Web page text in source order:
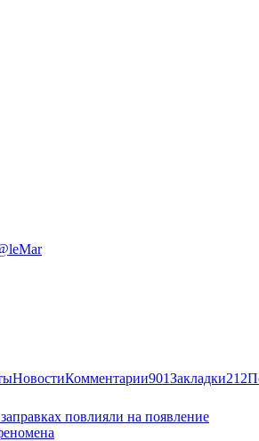
НовостиКомментарии901Закладки212
повлияли на появление